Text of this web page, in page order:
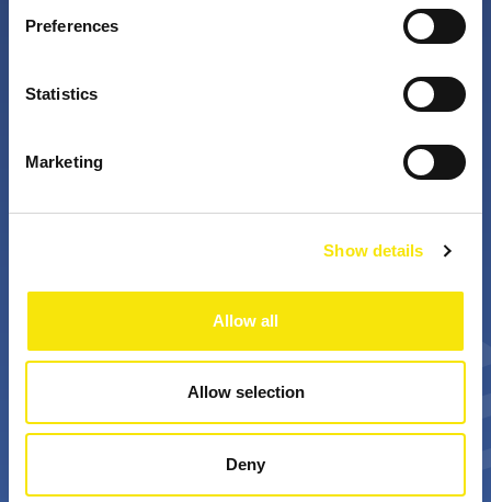
Preferences
Statistics
Marketing
Show details
Allow all
Allow selection
Deny
che fanno gli innovatori: cercano costantemente
soluzioni migliori per risolvere i problemi. Il mondo di
+
anni di attività partner nei progetti
+
professionisti
Bn €
valore annuale della
sovvenzione realizzata
Scopri di più su di noi